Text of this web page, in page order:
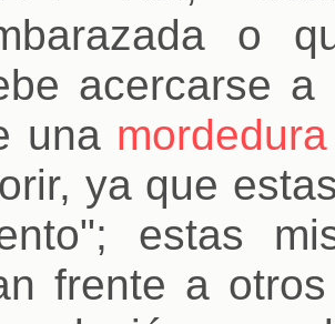
o
acercarse a
una
ya que
estas
frente a